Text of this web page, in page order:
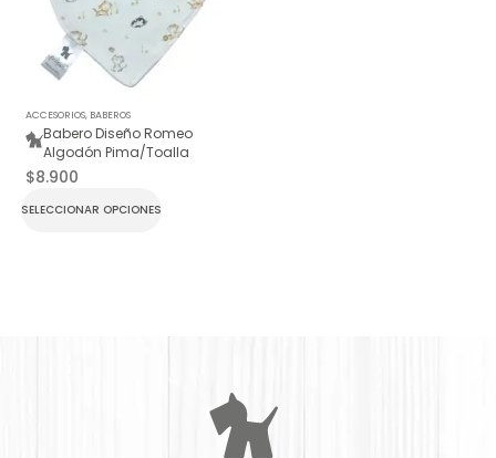
ACCESORIOS, BABEROS
Babero Diseño Romeo
Algodón Pima/Toalla
$8.900
SELECCIONAR OPCIONES